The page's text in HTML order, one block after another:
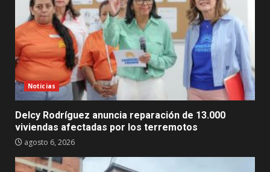
Noticias
Delcy Rodríguez anuncia reparación de 13.000
viviendas afectadas por los terremotos
agosto 6, 2026